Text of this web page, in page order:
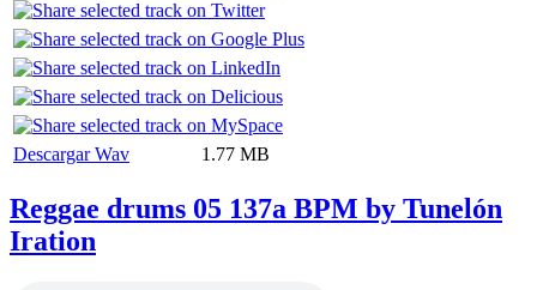
Descargar Wav 1.77 MB
Reggae drums 05 137a BPM by Tunelón
Iration